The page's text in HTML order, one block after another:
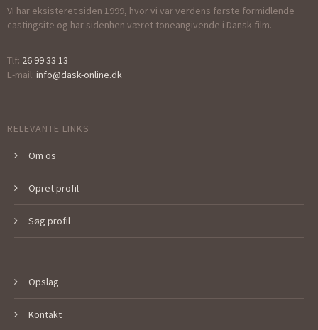
Vi har eksisteret siden 1999, hvor vi var verdens første formidlende
castingsite og har sidenhen været toneangivende i Dansk film.
Tlf: 26 99 33 13
E-mail: info@dask-online.dk
RELEVANTE LINKS
Om os
Opret profil
Søg profil
Opslag
Kontakt